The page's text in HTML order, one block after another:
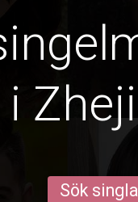
i
Sök